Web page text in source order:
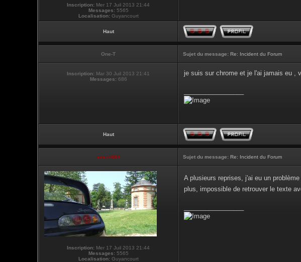
Inscription: Mer 17 Juil 2013 21:44
Messages:5565
Localisation:Guyancourt
Haut
One-T Sujet du message: Re: Incident du Forum
Inscription: Mar 30 Juil 2013 21:41
Messages:686
je suis sur chrome et je l'ai jamais eu ,
Haut
vmax330 Sujet du message: Re: Incident du Forum
Inscription: Mer 17 Juil 2013 21:44
Messages:5565
Localisation:Guyancourt
A plusieurs reprises, j'ai eu un
plus, impossible de retrouver le texte